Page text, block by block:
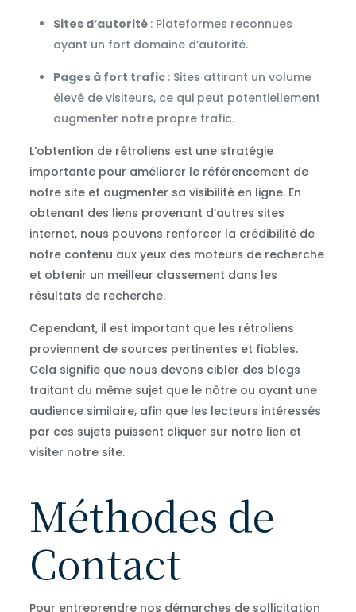
Sites d’autorité : Plateformes reconnues
ayant un fort domaine d’autorité.
Pages à fort trafic : Sites attirant un volume
élevé de visiteurs, ce qui peut potentiellement
augmenter notre propre trafic.
L’obtention de rétroliens est une stratégie
importante pour améliorer le référencement de
notre site et augmenter sa visibilité en ligne. En
obtenant des liens provenant d’autres sites
internet, nous pouvons renforcer la crédibilité de
notre contenu aux yeux des moteurs de recherche
et obtenir un meilleur classement dans les
résultats de recherche.
Cependant, il est important que les rétroliens
proviennent de sources pertinentes et fiables.
Cela signifie que nous devons cibler des blogs
traitant du même sujet que le nôtre ou ayant une
audience similaire, afin que les lecteurs intéressés
par ces sujets puissent cliquer sur notre lien et
visiter notre site.
Méthodes de
Contact
Pour entreprendre nos démarches de sollicitation